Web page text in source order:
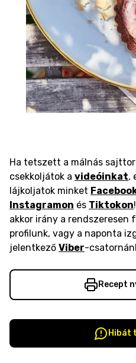
Ha tetszett a málnás
csekkoljátok a videóinkat,
lájkoljatok minket
Instagramon és Tiktokon
akkor irány a rendszeresen
profilunk, vagy a naponta
jelentkező Viber-
Recept
Hibát